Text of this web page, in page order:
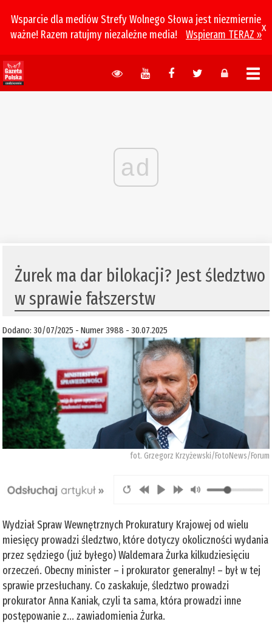
Wsparcie dla mediów Strefy Wolnego Słowa jest niezmiernie
ważne! Razem ratujmy niezależne media!
Wspieram TERAZ »
x
ad
Żurek ma dar bilokacji? Jest śledztwo
w sprawie fałszerstw
Dodano: 30/07/2025 - Numer 3988 - 30.07.2025
fot. Grzegorz Krzyżewski/FotoNews/Forum
Wydział Spraw Wewnętrznych Prokuratury Krajowej od wielu
miesięcy prowadzi śledztwo, które dotyczy okoliczności wydania
przez sędziego (już byłego) Waldemara Żurka kilkudziesięciu
orzeczeń. Obecny minister – i prokurator generalny! – był w tej
sprawie przesłuchany. Co zaskakuje, śledztwo prowadzi
prokurator Anna Kaniak, czyli ta sama, która prowadzi inne
postępowanie z... zawiadomienia Żurka.